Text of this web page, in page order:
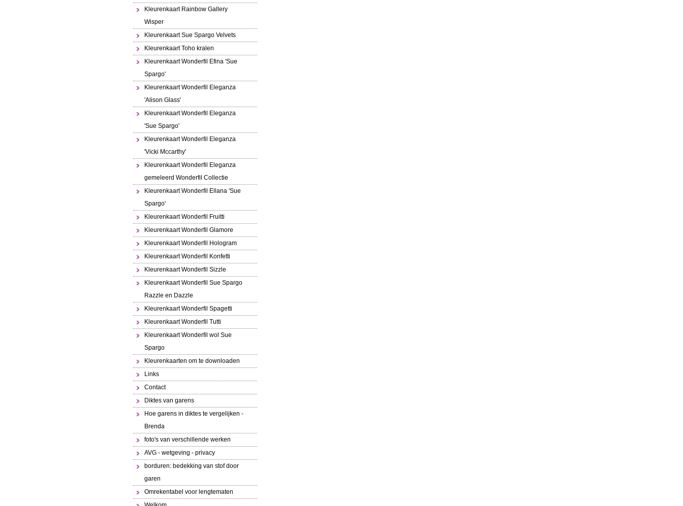
Kleurenkaart Rainbow Gallery
Wisper
Kleurenkaart Sue Spargo Velvets
Kleurenkaart Toho kralen
Kleurenkaart Wonderfil Efina 'Sue
Spargo'
Kleurenkaart Wonderfil Eleganza
'Alison Glass'
Kleurenkaart Wonderfil Eleganza
'Sue Spargo'
Kleurenkaart Wonderfil Eleganza
'Vicki Mccarthy'
Kleurenkaart Wonderfil Eleganza
gemeleerd Wonderfil Collectie
Kleurenkaart Wonderfil Ellana 'Sue
Spargo'
Kleurenkaart Wonderfil Fruitti
Kleurenkaart Wonderfil Glamore
Kleurenkaart Wonderfil Hologram
Kleurenkaart Wonderfil Konfetti
Kleurenkaart Wonderfil Sizzle
Kleurenkaart Wonderfil Sue Spargo
Razzle en Dazzle
Kleurenkaart Wonderfil Spagetti
Kleurenkaart Wonderfil Tutti
Kleurenkaart Wonderfil wol Sue
Spargo
Kleurenkaarten om te downloaden
Links
Contact
Diktes van garens
Hoe garens in diktes te vergelijken -
Brenda
foto's van verschillende werken
AVG - wetgeving - privacy
borduren: bedekking van stof door
garen
Omrekentabel voor lengtematen